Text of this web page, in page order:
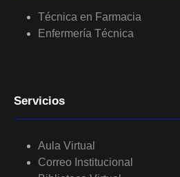
Técnica en Farmacia
Enfermería Técnica
Servicios
Aula Virtual
Correo Institucional